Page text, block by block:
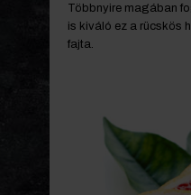
Többnyire magában
is kiváló ez a rücskös
fajta.